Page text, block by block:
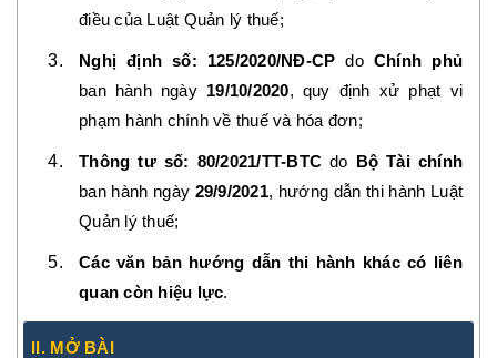
điều của Luật Quản lý thuế;
Nghị định số: 125/2020/NĐ-CP do Chính phủ
ban hành ngày 19/10/2020, quy định xử phạt vi
phạm hành chính về thuế và hóa đơn;
Thông tư số: 80/2021/TT-BTC do
Bộ Tài chính
ban hành ngày 29/9/2021, hướng dẫn thi hành Luật
Quản lý thuế;
Các văn bản hướng dẫn thi hành khác có liên
quan còn hiệu lực.
II. MỞ BÀI